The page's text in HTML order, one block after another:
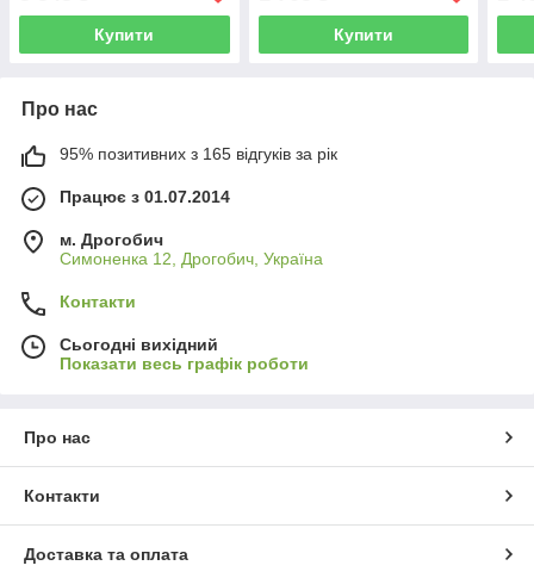
Купити Купити
Про нас
95% позитивних з 165 відгуків за рік
Працює з 01.07.2014
м. Дрогобич
Симоненка 12, Дрогобич, Україна
Контакти
Сьогодні вихідний
Показати весь графік роботи
Про нас
Контакти
Доставка та оплата